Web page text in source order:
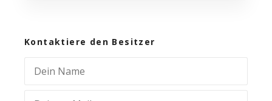
Kontaktiere den Besitzer